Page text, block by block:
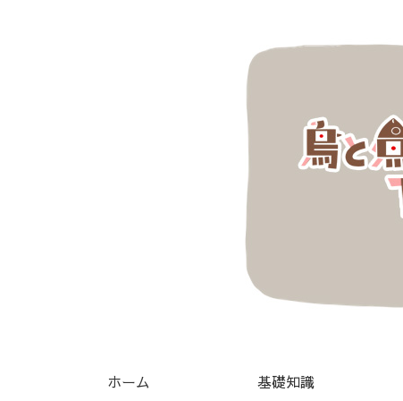
ホーム 基礎知識